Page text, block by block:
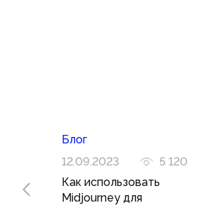
Блог
12.09.2023
5 120
Как использовать
Midjourney для